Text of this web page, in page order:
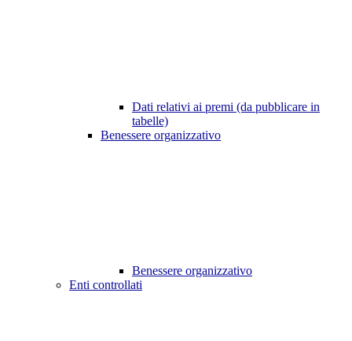
Dati relativi ai premi (da pubblicare in
tabelle)
Benessere organizzativo
Benessere organizzativo
Enti controllati